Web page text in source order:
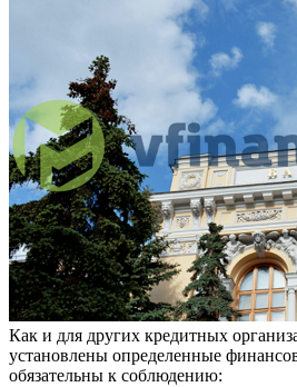
Как и для других кредитных
установлены определенные
обязательны к соблюдению: